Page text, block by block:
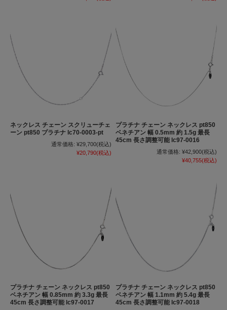
ネックレス チェーン スクリューチェ
ーン pt850 プラチナ lc70-0003-pt
通常価格: ¥29,700(税込)
¥20,790(税込)
プラチナ チェーン ネックレス pt850
ベネチアン 幅 0.5mm 約 1.5g 最長
45cm 長さ調整可能 lc97-0016
通常価格: ¥42,900(税込)
¥40,755(税込)
プラチナ チェーン ネックレス pt850
ベネチアン 幅 0.85mm 約 3.3g 最長
45cm 長さ調整可能 lc97-0017
プラチナ チェーン ネックレス pt850
ベネチアン 幅 1.1mm 約 5.4g 最長
45cm 長さ調整可能 lc97-0018